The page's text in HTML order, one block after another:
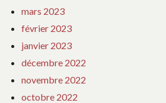
mars 2023
février 2023
janvier 2023
décembre 2022
novembre 2022
octobre 2022